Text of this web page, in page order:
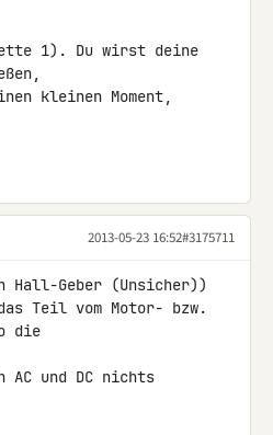
1). Du wirst deine
kleinen Moment,
2013-05-23 16:52#3175711
Geber (Unsicher))
Teil vom Motor- bzw.
die
AC und DC nichts